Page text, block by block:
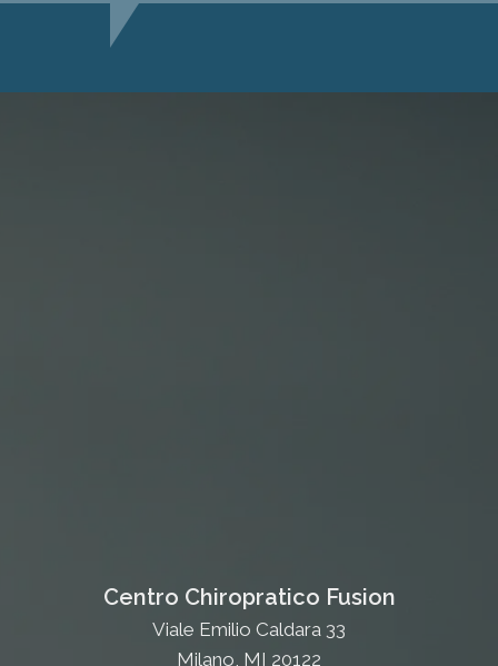
Centro Chiropratico Fusion
Viale Emilio Caldara 33
Milano, MI 20122